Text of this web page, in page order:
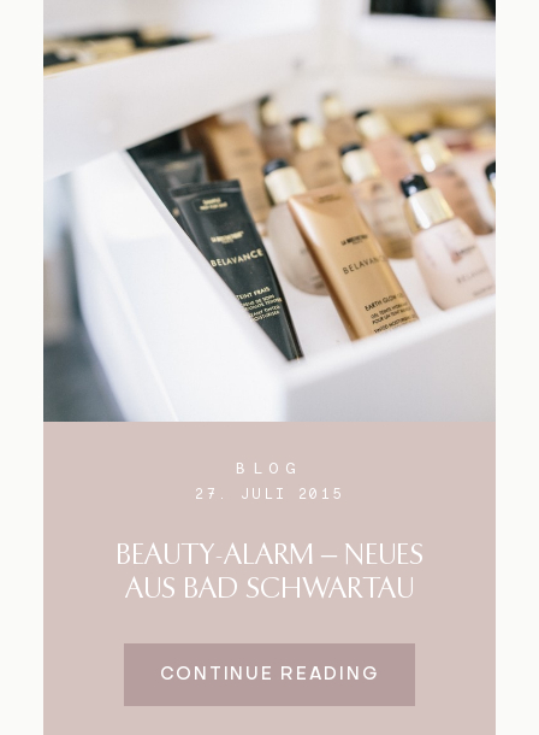
BLOG
27. JULI 2015
BEAUTY-ALARM – NEUES
AUS BAD SCHWARTAU
CONTINUE READING